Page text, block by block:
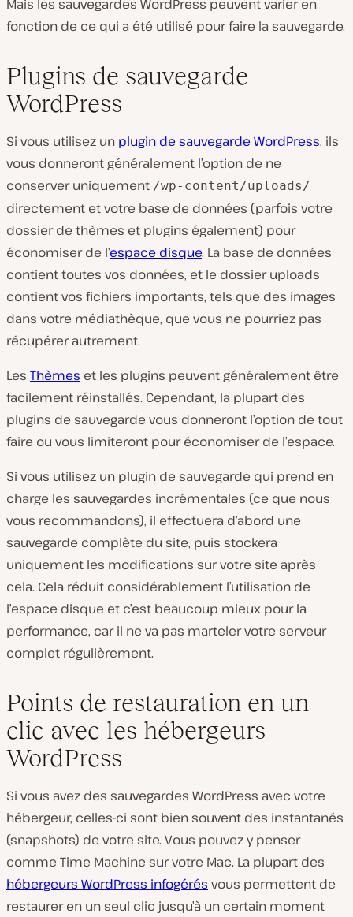
Mais les sauvegardes WordPress peuvent varier en
fonction de ce qui a été utilisé pour faire la sauvegarde.
Plugins de sauvegarde
WordPress
Si vous utilisez un plugin de sauvegarde WordPress, ils
vous donneront généralement l’option de ne
conserver uniquement /wp-content/uploads/
directement et votre base de données (parfois votre
dossier de thèmes et plugins également) pour
économiser de l’espace disque. La base de données
contient toutes vos données, et le dossier uploads
contient vos fichiers importants, tels que des images
dans votre médiathèque, que vous ne pourriez pas
récupérer autrement.
Les Thèmes et les plugins peuvent généralement être
facilement réinstallés. Cependant, la plupart des
plugins de sauvegarde vous donneront l’option de tout
faire ou vous limiteront pour économiser de l’espace.
Si vous utilisez un plugin de sauvegarde qui prend en
charge les sauvegardes incrémentales (ce que nous
vous recommandons), il effectuera d’abord une
sauvegarde complète du site, puis stockera
uniquement les modifications sur votre site après
cela. Cela réduit considérablement l’utilisation de
l’espace disque et c’est beaucoup mieux pour la
performance, car il ne va pas marteler votre serveur
complet régulièrement.
Points de restauration en un
clic avec les hébergeurs
WordPress
Si vous avez des sauvegardes WordPress avec votre
hébergeur, celles-ci sont bien souvent des instantanés
(snapshots) de votre site. Vous pouvez y penser
comme Time Machine sur votre Mac. La plupart des
hébergeurs WordPress infogérés vous permettent de
restaurer en un seul clic jusqu’à un certain moment